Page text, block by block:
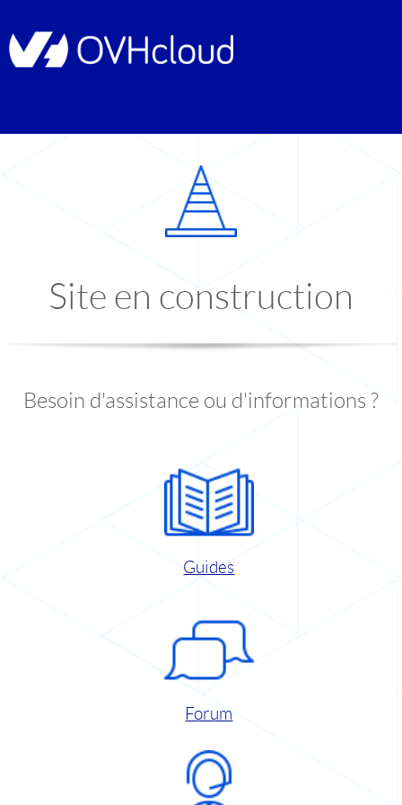
Site en construction
Besoin d'assistance ou d'informations ?
Guides
Forum